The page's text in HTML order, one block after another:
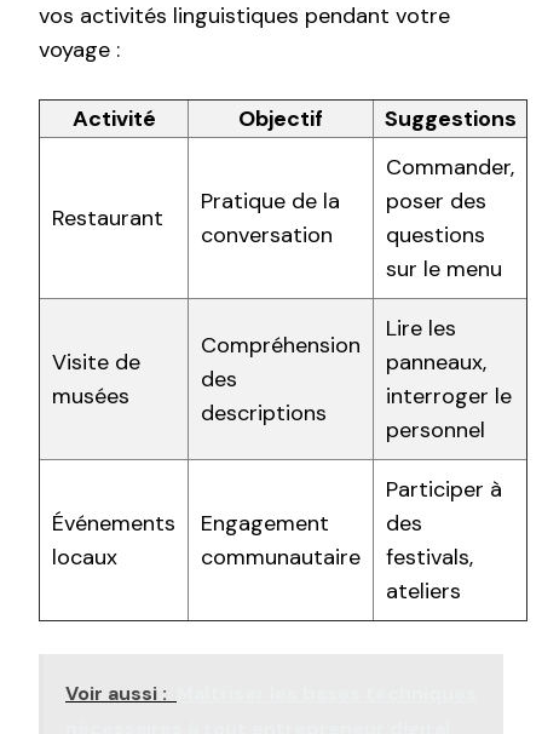
vos activités linguistiques pendant votre
voyage :
Activité Objectif Suggestions
Restaurant
Pratique de la
conversation
Commander,
poser des
questions
sur le menu
Visite de
musées
Compréhension
des
descriptions
Lire les
panneaux,
interroger le
personnel
Événements
locaux
Engagement
communautaire
Participer à
des
festivals,
ateliers
Voir aussi :